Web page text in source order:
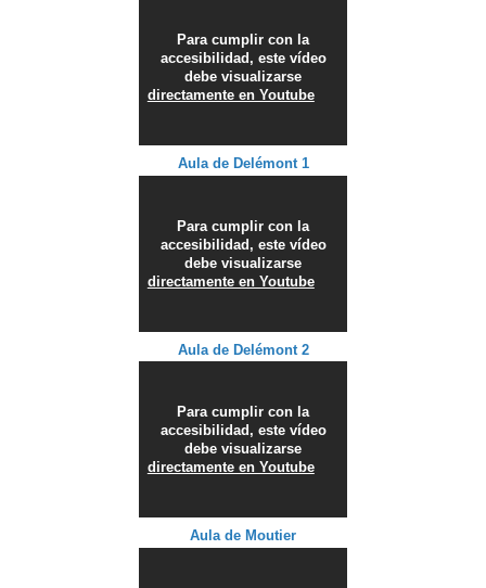
Para cumplir con la
accesibilidad, este vídeo
debe visualizarse
directamente en Youtube
Aula de Delémont 1
Para cumplir con la
accesibilidad, este vídeo
debe visualizarse
directamente en Youtube
Aula de Delémont 2
Para cumplir con la
accesibilidad, este vídeo
debe visualizarse
directamente en Youtube
Aula de Moutier